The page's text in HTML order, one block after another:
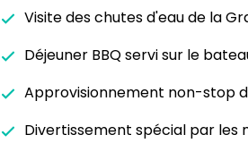
Visite des chutes d'eau de la
Déjeuner BBQ servi sur le
Approvisionnement non-stop
Divertissement spécial par les